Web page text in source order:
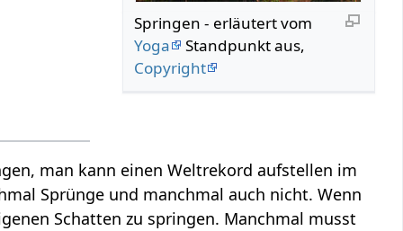
Springen‏‎ - erläutert vom
Yoga
Standpunkt aus,
Copyright
man kann einen Weltrekord aufstellen im
Sprünge und manchmal auch nicht. Wenn
Schatten zu springen. Manchmal musst